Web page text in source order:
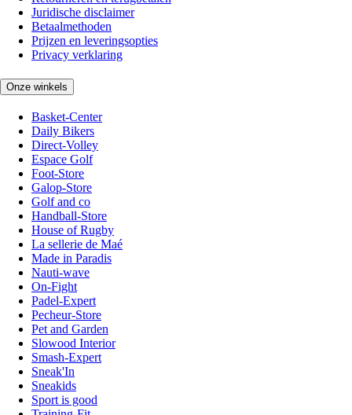
Juridische disclaimer
Betaalmethoden
Prijzen en leveringsopties
Privacy verklaring
Onze winkels
Basket-Center
Daily Bikers
Direct-Volley
Espace Golf
Foot-Store
Galop-Store
Golf and co
Handball-Store
House of Rugby
La sellerie de Maé
Made in Paradis
Nauti-wave
On-Fight
Padel-Expert
Pecheur-Store
Pet and Garden
Slowood Interior
Smash-Expert
Sneak'In
Sneakids
Sport is good